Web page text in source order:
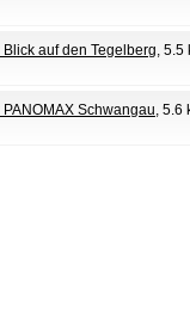
Blick auf den Tegelberg, 5.5
PANOMAX Schwangau, 5.6